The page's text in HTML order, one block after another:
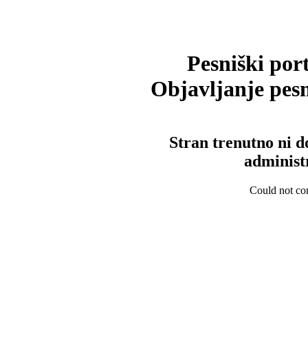
Pesniški
Objavljanje
Stran trenutno ni
Could not